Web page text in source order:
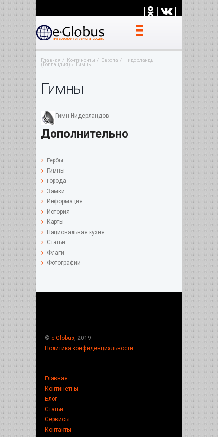
| | |
Главная Континенты Европа
Нидерланды
(Голландия)
Гимны
Гимны
Гимн Нидерландов
Дополнительно
Гербы
Гимны
Города
Замки
Информация
История
Карты
Национальная кухня
Статьи
Флаги
Фотографии
© e-Globus , 2019
Политика конфиденциальности
Главная
Континетны
Блог
Статьи
Сервисы
Контакты